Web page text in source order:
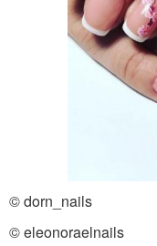
© dorn_nails
© eleonoraelnails